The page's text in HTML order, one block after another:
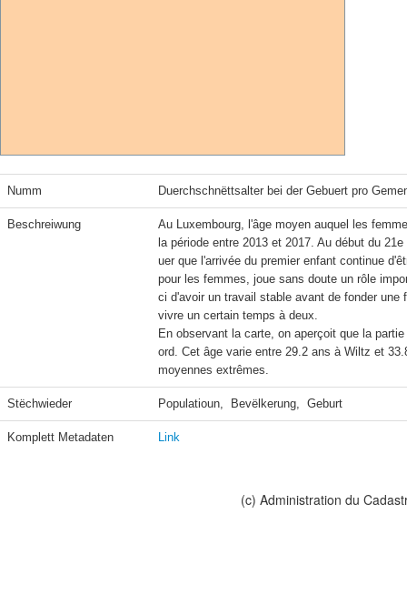
Numm Duerchschnëttsalter bei der Gebuert pro
Beschreiwung
Au Luxembourg, l'âge moyen auquel les
la période entre 2013 et 2017. Au début du
uer que l'arrivée du premier enfant continue
pour les femmes, joue sans doute un rôle
ci d'avoir un travail stable avant de fonder
vivre un certain temps à deux.
En observant la carte, on aperçoit que la
ord. Cet âge varie entre 29.2 ans à Wiltz et
moyennes extrêmes.
Stëchwieder Populatioun,  Bevëlkerung,  Geburt
Komplett Metadaten Link
(c) Administration du